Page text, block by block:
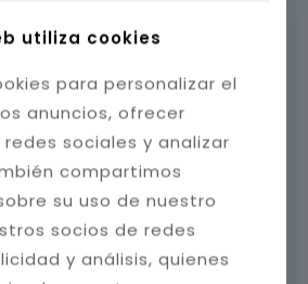
utiliza cookies
para personalizar el
anuncios, ofrecer
sociales y analizar
compartimos
su uso de nuestro
socios de redes
y análisis, quienes